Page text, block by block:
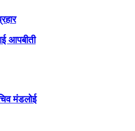
आपबीती
मंडलोई